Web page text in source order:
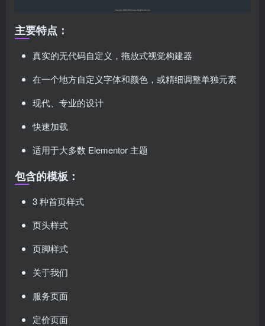
主要特点：
真实的无代码自定义，拖放式视觉构建器
在一个地方自定义字体和颜色，或精细调整单独元素
现代、专业的设计
快速加载
适用于大多数 Elementor 主题
包含的模板：
3 种首页样式
页头样式
页脚样式
关于我们
服务页面
定价页面